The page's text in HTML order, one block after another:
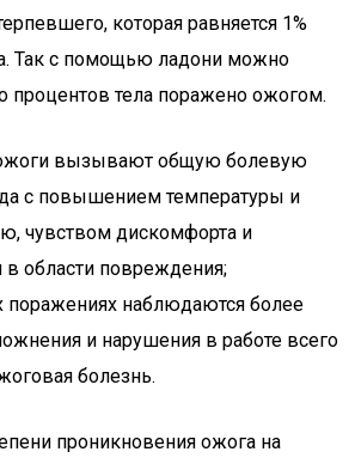
которая равняется 1%
Так с помощью ладони можно
процентов тела поражено ожогом.
вызывают общую болевую
с повышением температуры и
чувством дискомфорта и
в области повреждения;
наблюдаются более
и нарушения в работе всего
болезнь.
проникновения ожога на